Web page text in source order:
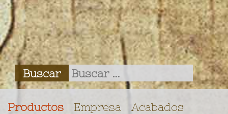
Productos Empresa Acabados